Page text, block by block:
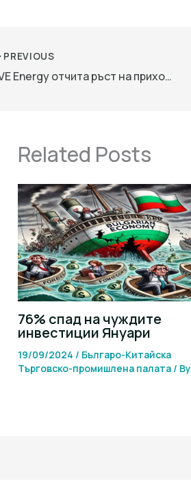
PREVIOUS
EVE Energy отчита ръст на приходите за 2025 г., тъй като многосегментната стратегия подкрепя разширяването
Related Posts
76% спад на чуждите
инвестиции Януари
19/09/2024 / Българо-Китайска
Търговско-промишлена палaта / By